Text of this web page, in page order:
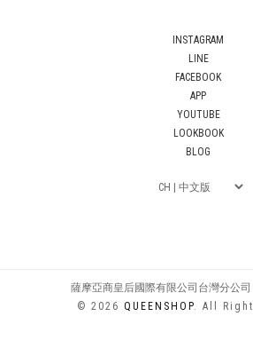
INSTAGRAM
LINE
FACEBOOK
APP
YOUTUBE
LOOKBOOK
BLOG
薩摩亞商皇后國際有限公司台灣分公司
© 2026 QUEENSHOP. All